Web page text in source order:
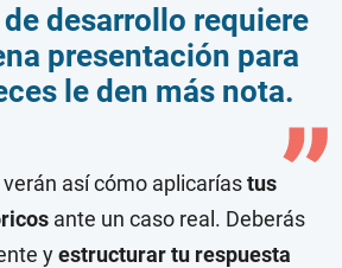
desarrollo requiere
presentación para
le den más nota.
así cómo aplicaríastus
ante un caso real. Deberás
yestructurar tu respuesta